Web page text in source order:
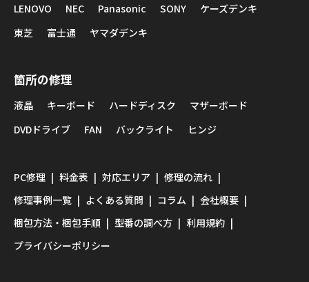
LENOVO
NEC Panasonic SONY
ケーズデンキ
東芝
富士通 ヤマダデンキ
箇所の修理
液晶 キーボード ハードディスク
マザーボード
DVDドライブ
FAN バックライト ヒンジ
PC修理 料金表 対応エリア
修理の流れ
修理事例一覧
よくある質問 コラム
会社概要
梱包方法・梱包手順
型番の調べ方
利用規約
プライバシーポリシー